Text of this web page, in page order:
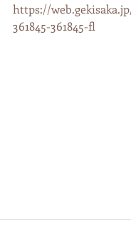
https://
361845-361845-fl